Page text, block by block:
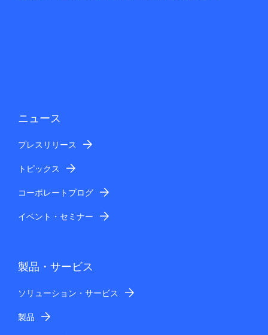
ニュース
プレスリリース
トピックス
コーポレートブログ
イベント・セミナー
製品・サービス
ソリューション・サービス
製品